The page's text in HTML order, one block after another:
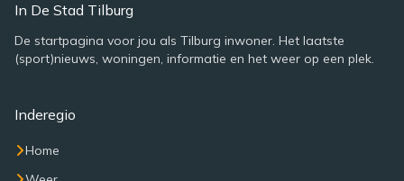
In De Stad Tilburg
De startpagina voor jou als Tilburg inwoner. Het laatste
(sport)nieuws, woningen, informatie en het weer op een plek.
Inderegio
Home